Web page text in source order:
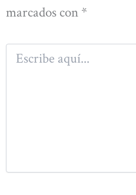
marcados con *
Escribe
aquí...